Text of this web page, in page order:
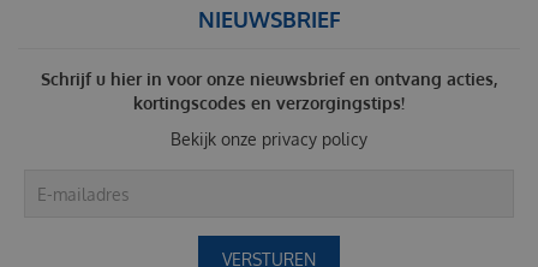
NIEUWSBRIEF
Schrijf u hier in voor onze nieuwsbrief en ontvang acties,
kortingscodes en verzorgingstips!
Bekijk onze privacy policy